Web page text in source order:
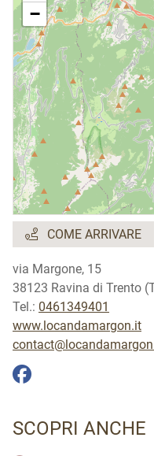
−
COME ARRIVARE
via Margone, 15
38123 Ravina di Trento
Tel.: 0461349401
www.locandamargon.it
SCOPRI ANCHE